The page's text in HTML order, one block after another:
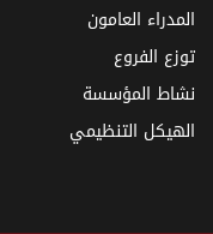
المدراء العامون
توزع الفروع
نشاط المؤسسة
الهيكل التنظيمي